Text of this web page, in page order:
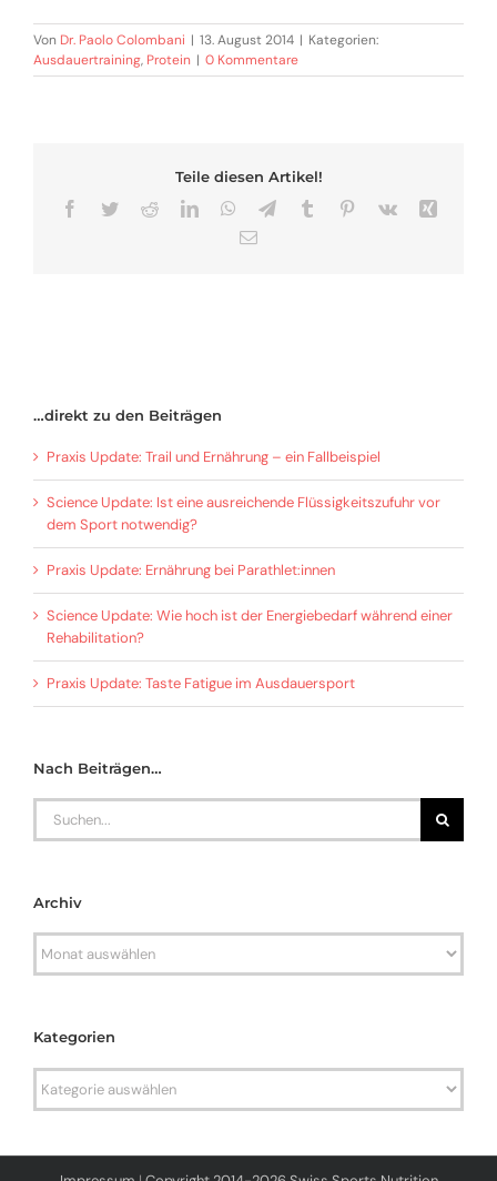
Von Dr. Paolo Colombani | 13. August 2014 | Kategorien:
Ausdauertraining, Protein | 0 Kommentare
Teile diesen Artikel!
Facebook
TwitterRedditLinkedInWhatsApp
TelegramTumblr Pinterest
Vk
E-
…direkt zu den Beiträgen
Praxis Update: Trail und Ernährung – ein Fallbeispiel
Science Update: Ist eine ausreichende Flüssigkeitszufuhr vor
dem Sport notwendig?
Praxis Update: Ernährung bei Parathlet:innen
Science Update: Wie hoch ist der Energiebedarf während einer
Rehabilitation?
Praxis Update: Taste Fatigue im Ausdauersport
Nach Beiträgen…
Search
Archiv
Archiv
Kategorien
Kategorien